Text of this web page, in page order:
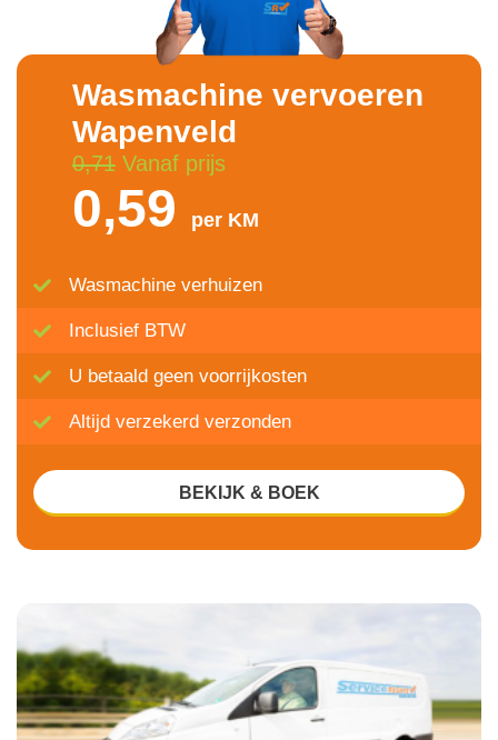
Wasmachine vervoeren
Wapenveld
0,71Vanaf prijs
0,59 per KM
Wasmachine verhuizen
Inclusief BTW
U betaald geen voorrijkosten
Altijd verzekerd verzonden
BEKIJK & BOEK